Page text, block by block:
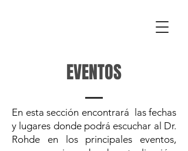
EVENTOS
En esta sección encontrará las fechas
y lugares donde podrá escuchar al Dr.
Rohde en los principales eventos,